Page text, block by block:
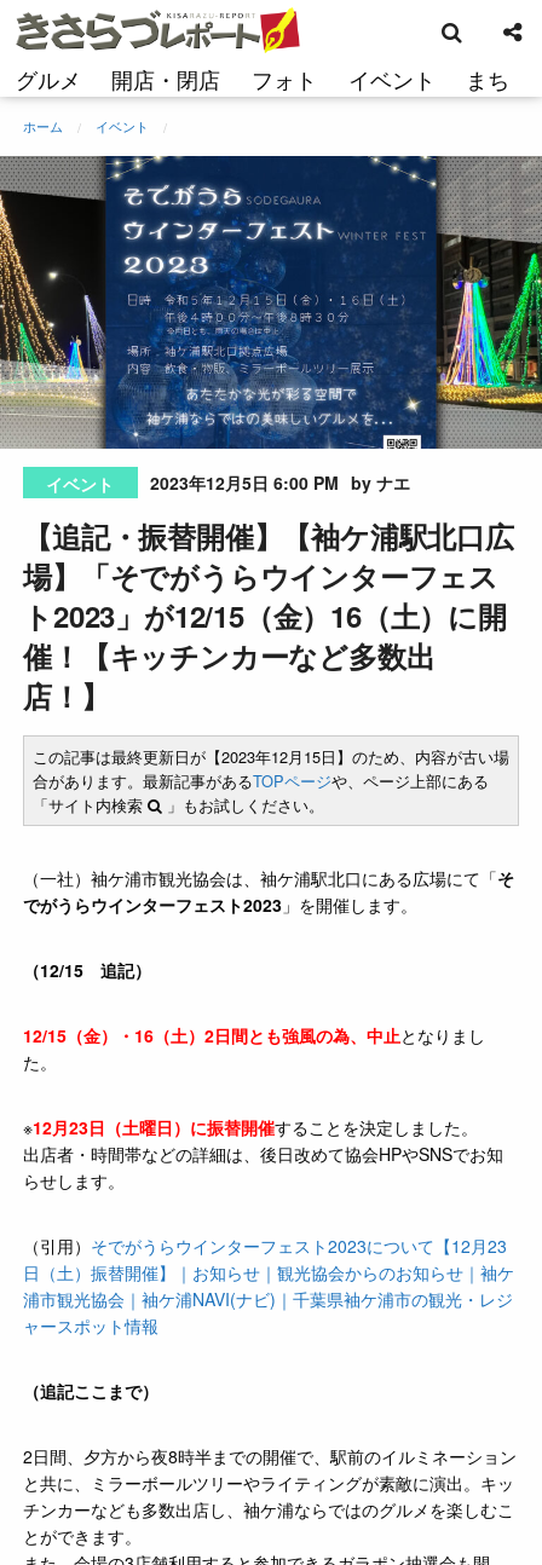
コ
ン
ン
へ
ス
キ
ッ
プ
グルメ 開店・閉店 フォト イベント まち
索
ホーム イベント
イベント 2023年12月5日 6:00 PM by ナエ
【追記・振替開催】【袖ケ浦駅北口広
場】「そでがうらウインターフェス
ト2023」が12/15（金）16（土）に開
催！【キッチンカーなど多数出
店！】
この記事は最終更新日が【2023年12月15日】のため、内容が古い場
合があります。最新記事があるTOPページや、ページ上部にある
「サイト内検索
」もお試しください。
（一社）袖ケ浦市観光協会は、袖ケ浦駅北口にある広場にて「そ
でがうらウインターフェスト2023 」を開催します。
（12/15 追記）
12/15（金）・16（土）2日間とも強風の為、中止となりまし
た。
※12月23日（土曜日）に振替開催することを決定しました。
出店者・時間帯などの詳細は、後日改めて協会HPやSNSでお知
らせします。
（引用） そでがうらウインターフェスト2023について【12月23
日（土）振替開催】｜お知らせ｜観光協会からのお知らせ｜袖ケ
浦市観光協会｜袖ケ浦NAVI(ナビ)｜千葉県袖ケ浦市の観光・レジ
ャースポット情報
（追記ここまで）
2日間、夕方から夜8時半までの開催で、駅前のイルミネーション
と共に、ミラーボールツリーやライティングが素敵に演出。キッ
チンカーなども多数出店し、袖ケ浦ならではのグルメを楽しむこ
とができます。